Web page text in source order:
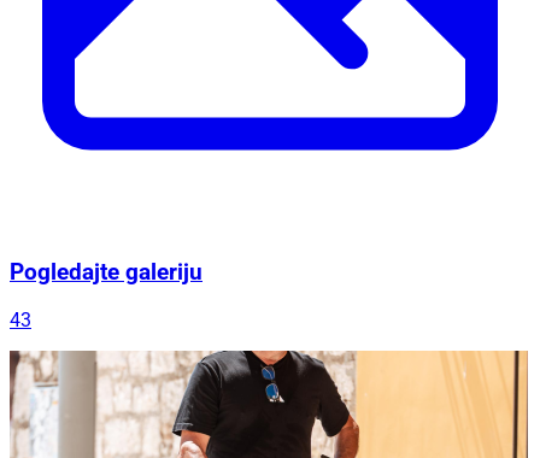
Pogledajte galeriju
43